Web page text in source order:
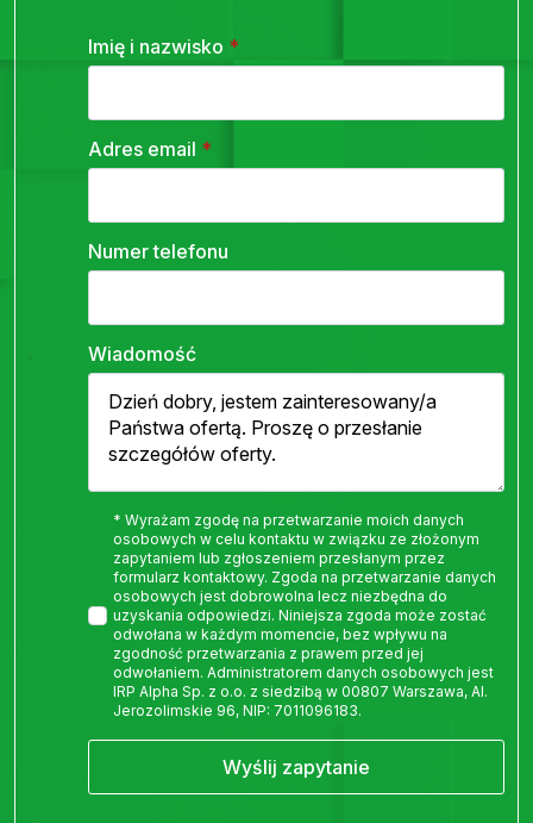
Imię i nazwisko *
Adres email *
Numer telefonu
Wiadomość
* Wyrażam zgodę na przetwarzanie moich danych
osobowych w celu kontaktu w związku ze złożonym
zapytaniem lub zgłoszeniem przesłanym przez
formularz kontaktowy. Zgoda na przetwarzanie danych
osobowych jest dobrowolna lecz niezbędna do
uzyskania odpowiedzi. Niniejsza zgoda może zostać
odwołana w każdym momencie, bez wpływu na
zgodność przetwarzania z prawem przed jej
odwołaniem. Administratorem danych osobowych jest
IRP Alpha Sp. z o.o. z siedzibą w 00807 Warszawa, Al.
Jerozolimskie 96, NIP: 7011096183.
Wyślij zapytanie